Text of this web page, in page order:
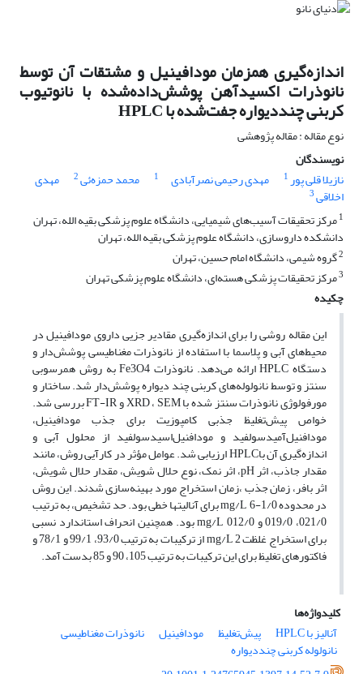
اندازه‌گیری همزمان مودافینیل و مشتقات آن توسط
نانوذرات اکسید‌آهن پوشش‌داده‌شده با نانوتیوب
کربنی چند‌دیواره جفت‌شده با HPLC
نوع مقاله : مقاله پژوهشی
نویسندگان
نازیلا قلی پور1 مهدی رحیمی نصرآبادی 1 محمد حمزه‌ئی2 مهدی
اخلاقی3
1مرکز تحقیقات آسیب‌های شیمیایی، دانشگاه علوم پزشکی بقیه الله، تهران
دانشکده داروسازی، دانشگاه علوم پزشکی بقیه الله، تهران
2گروه شیمی، دانشگاه امام حسین، تهران
3مرکز تحقیقات پزشکی هسته‌ای، دانشگاه علوم پزشکی تهران
چکیده
این مقاله روشی را برای اندازه‌گیری مقادیر جزیی داروی مودافینیل در
محیط‌های آبی و پلاسما با استفاده از نانو‌ذرات مغناطیسی پوشش‌دار و
دستگاه HPLC ارائه می‌دهد. نانو‌ذرات Fe3O4 به روش همرسوبی
سنتز و توسط نانولوله‌های کربنی چند دیواره پوشش‌دار شد. ساختار و
مورفولوژی نانوذرات سنتز شده با XRD ، SEM و FT-IR بررسی شد.
خواص پیش‌تغلیظ جذبی کامپوزیت برای جذب مودافینیل،
مودافنیل‌آمید‌سولفید و مودافنیل‌اسید‌سولفید از محلول آبی و
اندازه‌گیری آن باHPLC ارزیابی شد. عوامل مؤثر در کارآیی روش، مانند
مقدار جاذب، اثر pH، اثر نمک، نوع حلال شویش، مقدار حلال شویش،
اثر بافر، زمان جذب ،زمان استخراج مورد بهینه‌سازی شدند. این روش
در محدوده mg/L 6-1/0 برای آنالیتها خطی بود. حد تشخیص، به ترتیب
021/0، 019/0 و mg/L 012/0 بود. همچنین انحراف استاندارد نسبی
برای استخراج غلظت mg/L 2 از ترکیبات به ترتیب 93/0، 99/1 و 78/1 و
فاکتورهای تغلیظ برای این ترکیبات به ترتیب 105، 90 و 85 بدست آمد.
کلیدواژه‌ها
آنالیز با HPLC
پیش‌تغلیظ مودافینیل نانو‌ذرات مغناطیسی
نانو‌لوله کربنی چند‌دیواره